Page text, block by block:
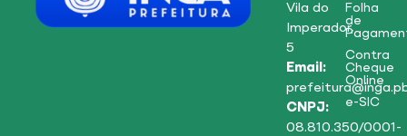
Vila do
Imperador,
5
Email:
CNPJ:
08.810.350/0001-
Folha
de
Contra
Cheque
Online
e-SIC